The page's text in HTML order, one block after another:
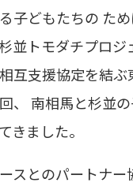
子どもたちの た
並トモダチプロ
互支援協定を結
、 南相馬と杉並
きました。
スとのパートナ